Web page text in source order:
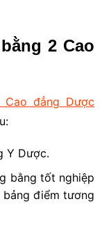
2 Cao
đẳng Dược
Y Dược.
bằng tốt nghiệp
điểm tương